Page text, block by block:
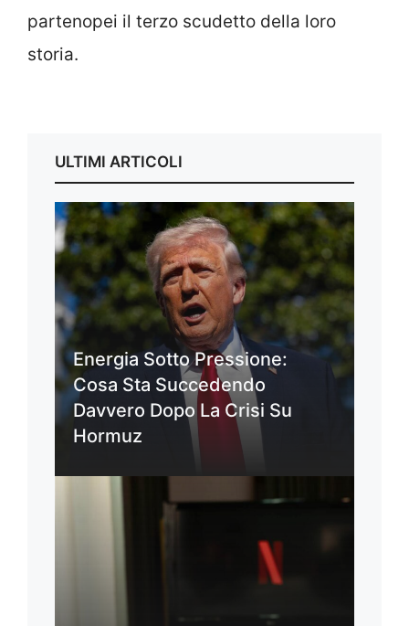
partenopei il terzo scudetto della loro
storia.
ULTIMI ARTICOLI
Energia Sotto Pressione:
Cosa Sta Succedendo
Davvero Dopo La Crisi Su
Hormuz